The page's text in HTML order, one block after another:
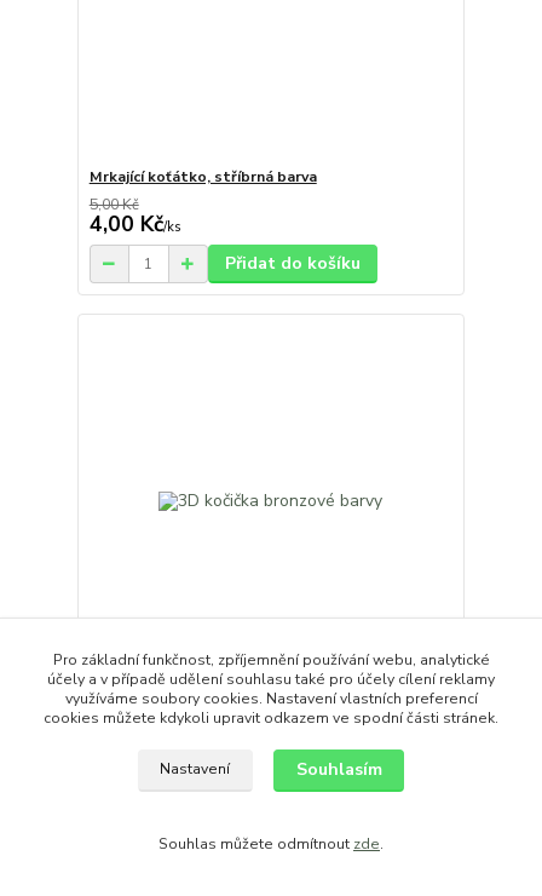
Mrkající koťátko, stříbrná barva
5,00 Kč
4,00 Kč/ks
Přidat do košíku
3D kočička bronzové barvy
16,00 Kč
Přidat do košíku
Pro základní funkčnost, zpříjemnění používání webu, analytické
účely a v případě udělení souhlasu také pro účely cílení reklamy
využíváme soubory cookies. Nastavení vlastních preferencí
cookies můžete kdykoli upravit odkazem ve spodní části stránek.
Nastavení Souhlasím
Souhlas můžete odmítnout zde.